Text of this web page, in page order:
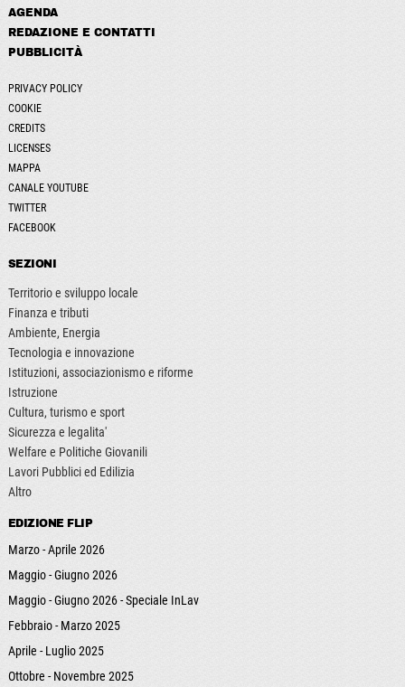
AGENDA
REDAZIONE E CONTATTI
PUBBLICITÀ
PRIVACY POLICY
COOKIE
CREDITS
LICENSES
MAPPA
CANALE YOUTUBE
TWITTER
FACEBOOK
SEZIONI
Territorio e sviluppo locale
Finanza e tributi
Ambiente, Energia
Tecnologia e innovazione
Istituzioni, associazionismo e riforme
Istruzione
Cultura, turismo e sport
Sicurezza e legalita'
Welfare e Politiche Giovanili
Lavori Pubblici ed Edilizia
Altro
EDIZIONE FLIP
Marzo - Aprile 2026
Maggio - Giugno 2026
Maggio - Giugno 2026 - Speciale InLav
Febbraio - Marzo 2025
Aprile - Luglio 2025
Ottobre - Novembre 2025